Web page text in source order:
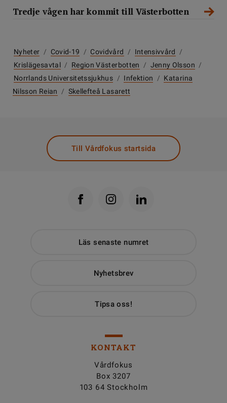
Tredje vågen har kommit till Västerbotten
Nyheter / Covid-19 / Covidvård / Intensivvård
/
Krislägesavtal / Region Västerbotten / Jenny Olsson /
Norrlands Universitetssjukhus / Infektion / Katarina
Nilsson Reian
/ Skellefteå Lasarett
Till Vårdfokus startsida
Läs senaste numret
Nyhetsbrev
Tipsa oss!
KONTAKT
Vårdfokus
Box 3207
103 64 Stockholm